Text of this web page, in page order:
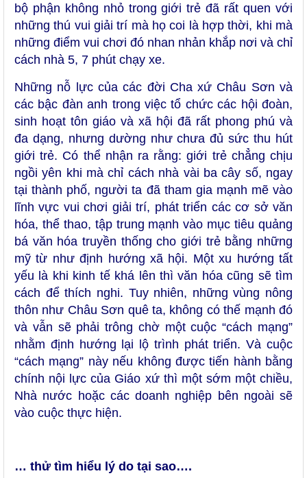
bộ phận không nhỏ trong giới trẻ đã rất quen với
những thú vui giải trí mà họ coi là hợp thời, khi mà
những điểm vui chơi đó nhan nhản khắp nơi và chỉ
cách nhà 5, 7 phút chạy xe.
Những nỗ lực của các đời Cha xứ Châu Sơn và
các bậc đàn anh trong việc tổ chức các hội đoàn,
sinh hoạt tôn giáo và xã hội đã rất phong phú và
đa dạng, nhưng dường như chưa đủ sức thu hút
giới trẻ. Có thể nhận ra rằng: giới trẻ chẳng chịu
ngồi yên khi mà chỉ cách nhà vài ba cây số, ngay
tại thành phố, người ta đã tham gia mạnh mẽ vào
lĩnh vực vui chơi giải trí, phát triển các cơ sở văn
hóa, thể thao, tập trung mạnh vào mục tiêu quảng
bá văn hóa truyền thống cho giới trẻ bằng những
mỹ từ như định hướng xã hội. Một xu hướng tất
yếu là khi kinh tế khá lên thì văn hóa cũng sẽ tìm
cách để thích nghi. Tuy nhiên, những vùng nông
thôn như Châu Sơn quê ta, không có thế mạnh đó
và vẫn sẽ phải trông chờ một cuộc “cách mạng”
nhằm định hướng lại lộ trình phát triển. Và cuộc
“cách mạng” này nếu không được tiến hành bằng
chính nội lực của Giáo xứ thì một sớm một chiều,
Nhà nước hoặc các doanh nghiệp bên ngoài sẽ
vào cuộc thực hiện.
… thử tìm hiểu lý do tại sao….